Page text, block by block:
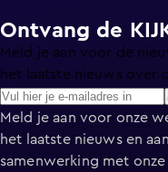
Ontvang de
Meld je aan voor de
het laatste nieuws over
Meld je aan voor onze
het laatste nieuws en
samenwerking met